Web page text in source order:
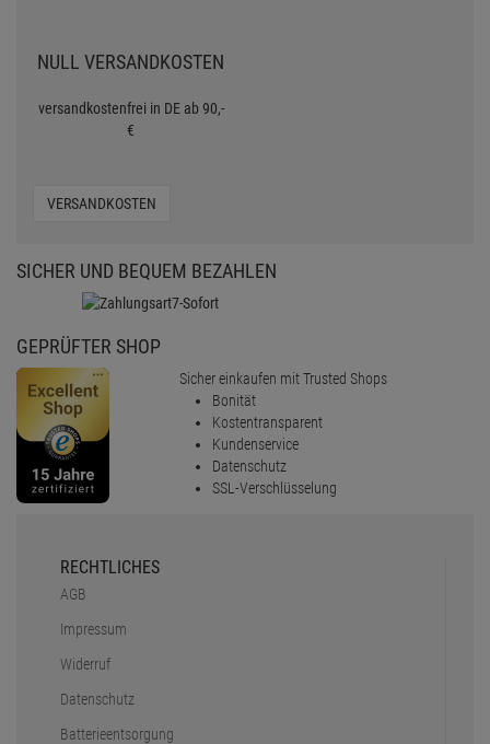
NULL VERSANDKOSTEN
versandkostenfrei in DE ab 90,-
€
VERSANDKOSTEN
SICHER UND BEQUEM BEZAHLEN
GEPRÜFTER SHOP
Sicher einkaufen mit Trusted Shops
Bonität
Kostentransparent
Kundenservice
Datenschutz
SSL-Verschlüsselung
RECHTLICHES
AGB
Impressum
Widerruf
Datenschutz
Batterieentsorgung